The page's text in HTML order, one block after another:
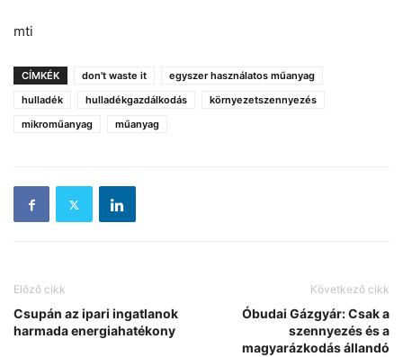
mti
CÍMKÉK don't waste it
egyszer használatos műanyag
hulladék
hulladékgazdálkodás
környezetszennyezés
mikroműanyag
műanyag
Előző cikk
Csupán az ipari ingatlanok
harmada energiahatékony
Következő cikk
Óbudai Gázgyár: Csak a
szennyezés és a
magyarázkodás állandó